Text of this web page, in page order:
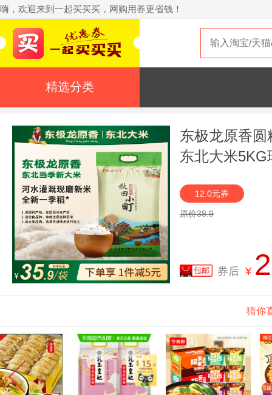
嗨，欢迎来到一起买买买，网购用券更省钱！
精选分类
东极龙原香
东北大米
12.0元券
原价38.9
券后 ¥
猜你